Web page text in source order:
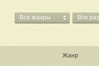
Все жанры Все
Жанр